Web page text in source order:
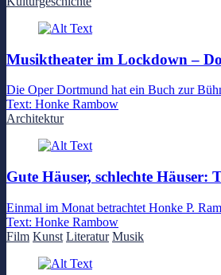
Musiktheater im Lockdown –
Die Oper Dortmund hat ein Buch zur
Text: Honke Rambow
Architektur
Gute Häuser, schlechte Häuser:
Einmal im Monat betrachtet Honke P.
Text: Honke Rambow
Film Kunst Literatur Musik